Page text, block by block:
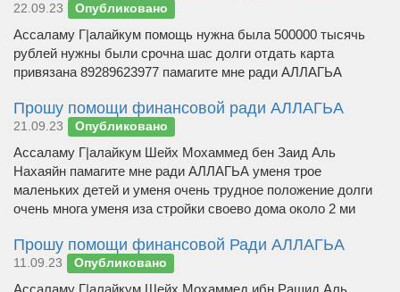
22.09.23 Опубликовано
Ассаламу Г|алайкум помощь нужна была 500000 тысячь
рублей нужны были срочна шас долги отдать карта
привязана 89289623977 памагите мне ради АЛЛАГЬА
Прошу помощи финансовой ради АЛЛАГЬА
21.09.23 Опубликовано
Ассаламу Г|алайкум Шейх Мохаммед бен Заид Аль
Нахаяйн памагите мне ради АЛЛАГЬА уменя трое
маленьких детей и уменя очень трудное положение долги
очень многа уменя иза стройки своево дома около 2 ми
Прошу помощи финансовой Ради АЛЛАГЬА
11.09.23 Опубликовано
Ассаламу Г|алайкум Шейх Мохаммед ибн Рашид Аль